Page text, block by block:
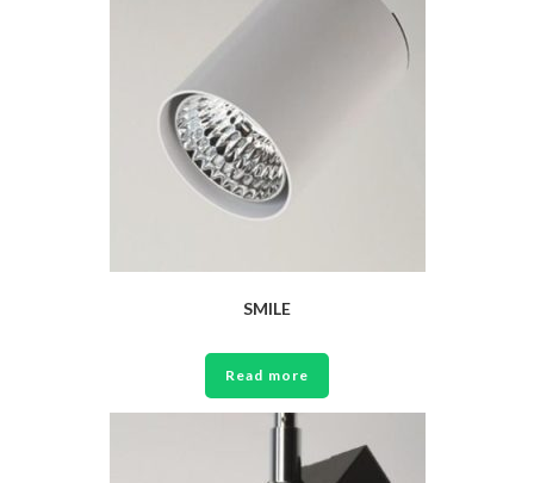
SMILE
Read more